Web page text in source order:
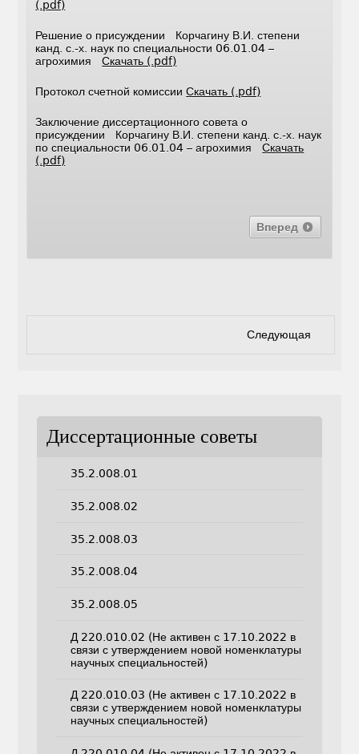
(.pdf)
Решение о присуждении Корчагину В.И. степени
канд. с.-х. наук по специальности 06.01.04 –
агрохимияСкачать (.pdf)
Протокол счетной комиссииСкачать (.pdf)
Заключение диссертационного совета о
присуждении Корчагину В.И. степени канд. с.-х. наук
по специальности 06.01.04 – агрохимияСкачать
(.pdf)
Вперед
Следующая
Диссертационные советы
35.2.008.01
35.2.008.02
35.2.008.03
35.2.008.04
35.2.008.05
Д 220.010.02 (Не активен с 17.10.2022 в
связи с утверждением новой номенклатуры
научных специальностей)
Д 220.010.03 (Не активен с 17.10.2022 в
связи с утверждением новой номенклатуры
научных специальностей)